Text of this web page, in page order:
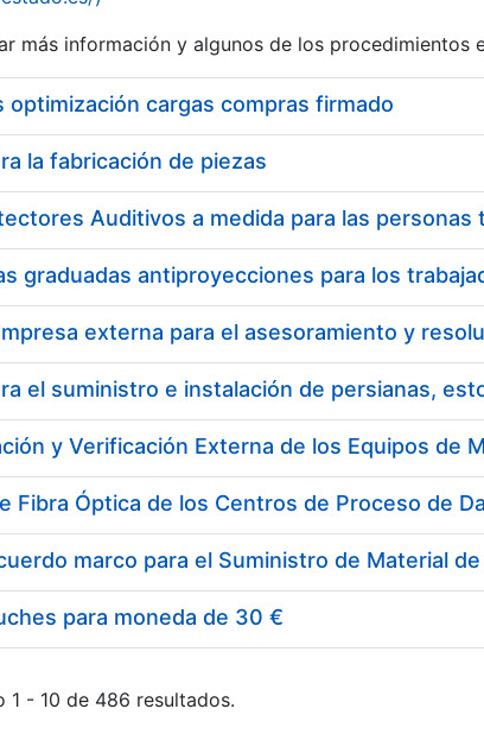
más información y algunos de los procedimientos
optimización cargas compras firmado
la fabricación de piezas
el suministro e instalación de persianas,
para moneda de 30 €
1 - 10 de 486 resultados.